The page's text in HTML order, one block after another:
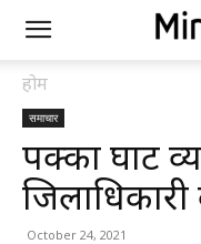
होम
समाचार
पक्का घाट
जिलाधिकारी
October 24, 2021